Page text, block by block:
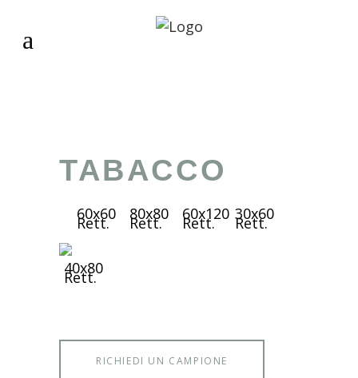
TABACCO
60x60
Rett. 80x80
Rett. 60x120
Rett. 30x60
Rett.
40x80
Rett.
RICHIEDI UN CAMPIONE